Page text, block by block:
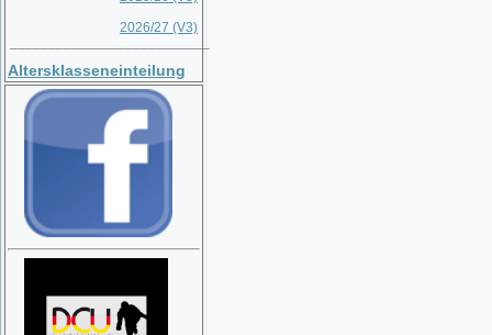
2026/27 (V3)
Altersklasseneinteilung